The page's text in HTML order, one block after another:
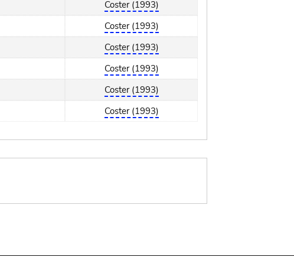
Coster (1993)
Coster (1993)
Coster (1993)
Coster (1993)
Coster (1993)
Coster (1993)